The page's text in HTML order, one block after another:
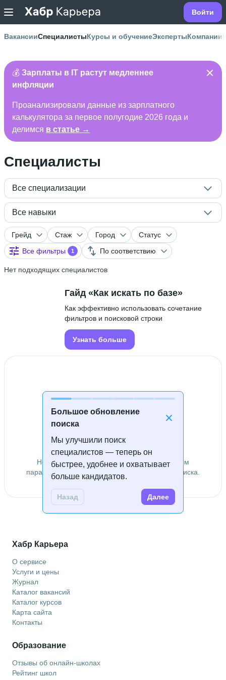
Войти
ВакансииСпециалистыКурсы и обучениеЭкспертыКомпании
💰 Зарплаты в IT растут медленнее
инфляции
Проанализировали данные из зарплатного
калькулятора за первое полугодие 2026 года и
делимся в статье →
Специалисты
Все специализации
Все навыки
Грейд Стаж Город
Статус
Все фильтры
1 По соответствию
Нет подходящих специалистов
Большое обновление
поиска
Мы улучшили поиск
специалистов — теперь он
быстрее, удобнее и охватывает
больше кандидатов.
Назад Далее
Гайд «Как искать по базе»
Как эффективно использовать сочетание
фильтров и поисковой строки
Узнать больше
Специалисты не найдены
Не удалось найти специалистов по заданным
параметрам. Попробуйте изменить условия поиска.
Хабр Карьера
О сервисе
Услуги и цены
Журнал
Каталог вакансий
Каталог курсов
Карта сайта
Контакты
Образование
Отзывы об онлайн-школах
Рейтинг школ